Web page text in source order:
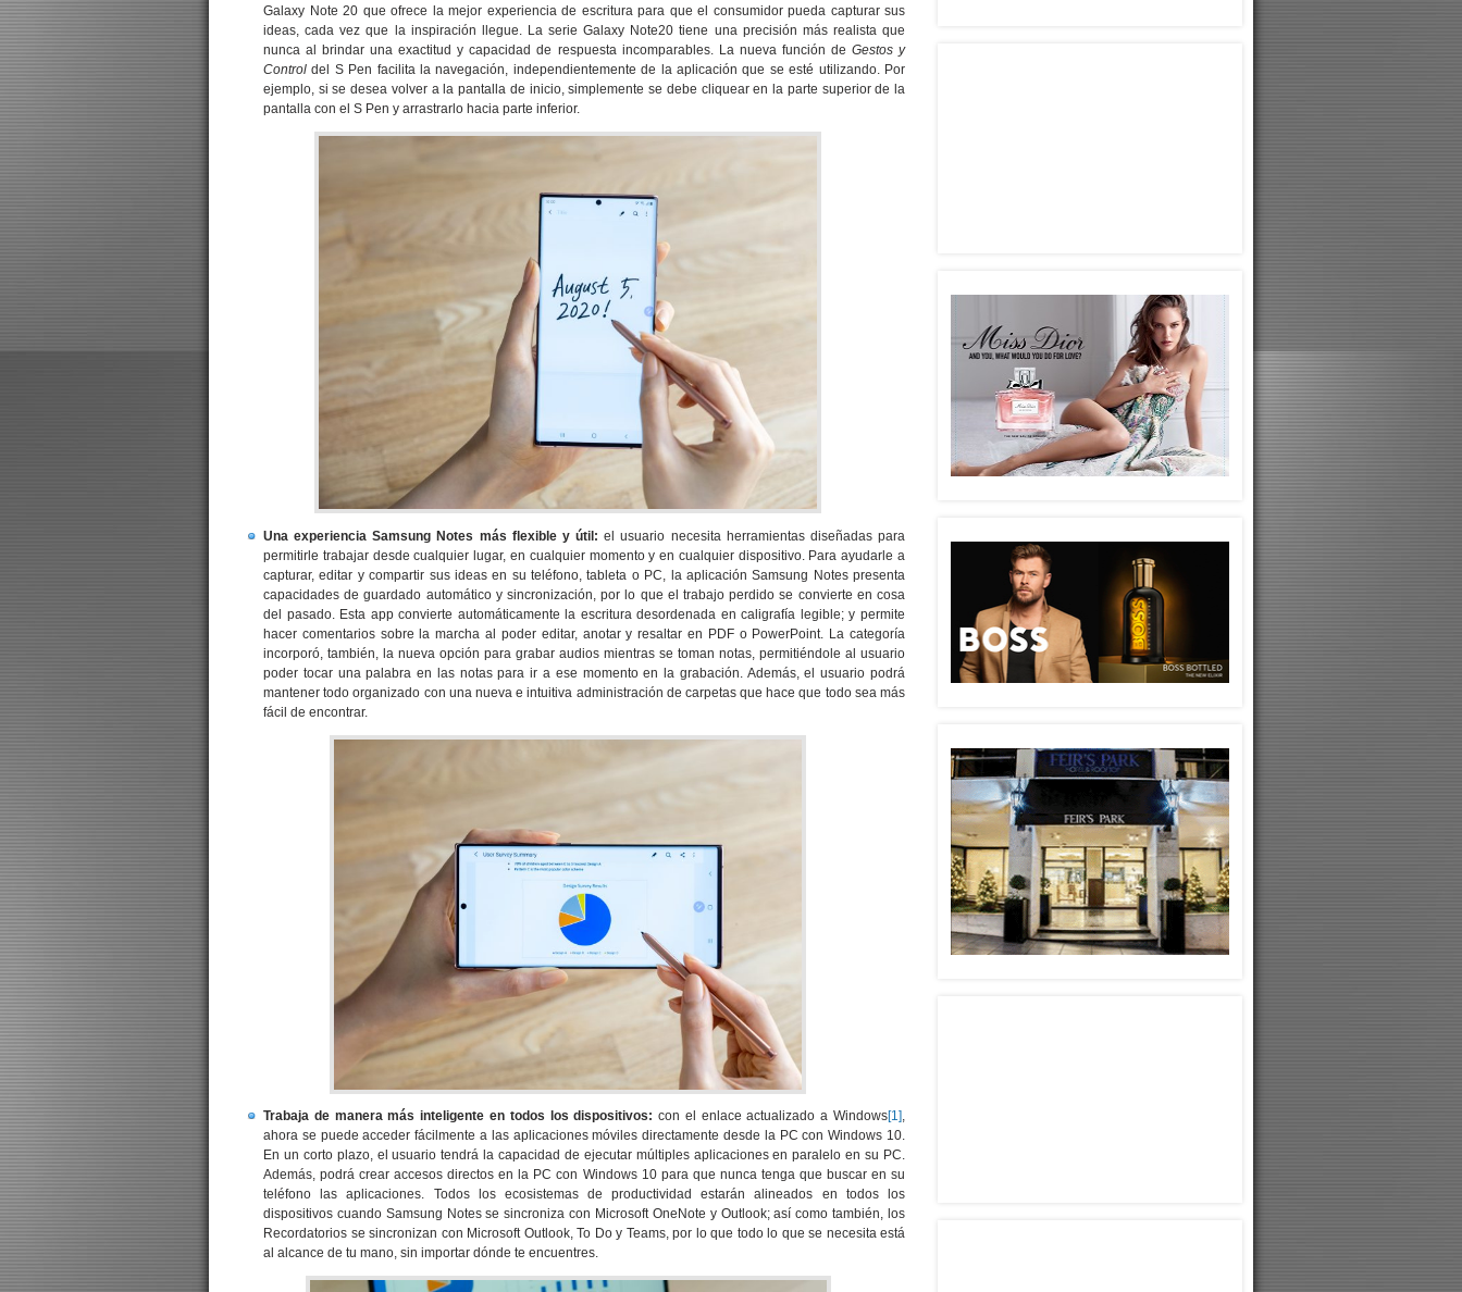
Galaxy Note 20 que ofrece la mejor experiencia de escritura para que el consumidor pueda capturar sus
ideas, cada vez que la inspiración llegue. La serie Galaxy Note20 tiene una precisión más realista que
nunca al brindar una exactitud y capacidad de respuesta incomparables. La nueva función de Gestos y
Control del S Pen facilita la navegación, independientemente de la aplicación que se esté utilizando. Por
ejemplo, si se desea volver a la pantalla de inicio, simplemente se debe cliquear en la parte superior de la
pantalla con el S Pen y arrastrarlo hacia parte inferior.
Una experiencia Samsung Notes más flexible y útil:el usuario necesita herramientas diseñadas para
permitirle trabajar desde cualquier lugar, en cualquier momento y en cualquier dispositivo. Para ayudarle a
capturar, editar y compartir sus ideas en su teléfono, tableta o PC, la aplicación Samsung Notes presenta
capacidades de guardado automático y sincronización, por lo que el trabajo perdido se convierte en cosa
del pasado. Esta app convierte automáticamente la escritura desordenada en caligrafía legible; y permite
hacer comentarios sobre la marcha al poder editar, anotar y resaltar en PDF o PowerPoint. La categoría
incorporó, también, la nueva opción para grabar audios mientras se toman notas, permitiéndole al usuario
poder tocar una palabra en las notas para ir a ese momento en la grabación. Además, el usuario podrá
mantener todo organizado con una nueva e intuitiva administración de carpetas que hace que todo sea más
fácil de encontrar.
Trabaja de manera más inteligente en todos los dispositivos:con el enlace actualizado a Windows[1],
ahora se puede acceder fácilmente a las aplicaciones móviles directamente desde la PC con Windows 10.
En un corto plazo, el usuario tendrá la capacidad de ejecutar múltiples aplicaciones en paralelo en su PC.
Además, podrá crear accesos directos en la PC con Windows 10 para que nunca tenga que buscar en su
teléfono las aplicaciones. Todos los ecosistemas de productividad estarán alineados en todos los
dispositivos cuando Samsung Notes se sincroniza con Microsoft OneNote y Outlook; así como también, los
Recordatorios se sincronizan con Microsoft Outlook, To Do y Teams, por lo que todo lo que se necesita está
al alcance de tu mano, sin importar dónde te encuentres.